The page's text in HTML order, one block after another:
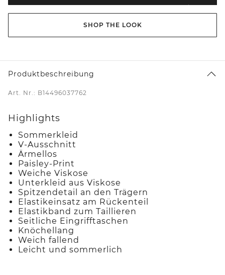
SHOP THE LOOK
Produktbeschreibung
Art. Nr.: B14496037762
Highlights
Sommerkleid
V-Ausschnitt
Ärmellos
Paisley-Print
Weiche Viskose
Unterkleid aus Viskose
Spitzendetail an den Trägern
Elastikeinsatz am Rückenteil
Elastikband zum Taillieren
Seitliche Eingrifftaschen
Knöchellang
Weich fallend
Leicht und sommerlich